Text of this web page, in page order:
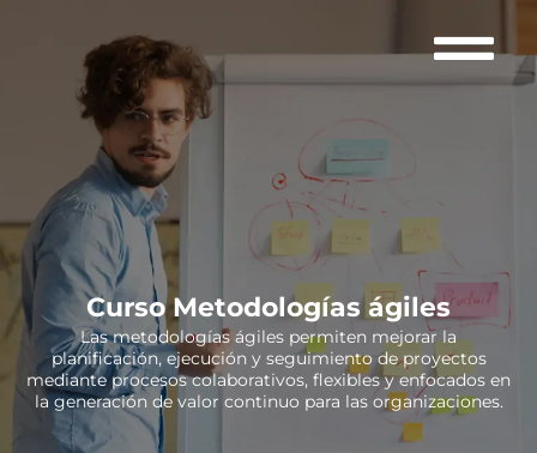
Curso Metodologías ágiles
Las metodologías ágiles permiten mejorar la
planificación, ejecución y seguimiento de proyectos
mediante procesos colaborativos, flexibles y enfocados en
la generación de valor continuo para las organizaciones.